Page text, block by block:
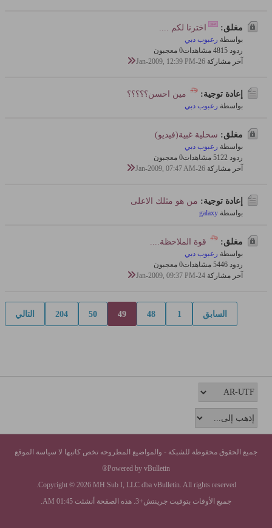
مغلق: اخترنا لكم ....
بواسطة رعبوب دبي
ردود 5
481 مشاهدات
0 معجبون
آخر مشاركة 26-Jan-2009, 12:39 PM
إعادة توجية: مين احسن؟؟؟؟؟
بواسطة رعبوب دبي
مغلق: سحلية غبية(فيديو)
بواسطة رعبوب دبي
ردود 2
512 مشاهدات
0 معجبون
آخر مشاركة 26-Jan-2009, 07:47 AM
إعادة توجية: من هو مثلك الاعلى
بواسطة galaxy
مغلق: قوة الملاحظة....
بواسطة رعبوب دبي
ردود 6
544 مشاهدات
0 معجبون
آخر مشاركة 24-Jan-2009, 09:37 PM
السابق 1
48
49
50
204 التالي
جميع الحقوق محفوظة للشبكة - والمواضيع المطروحه تخص كاتبها لا سياسة الموقع
Powered by vBulletin®
Copyright © 2026 MH Sub I, LLC dba vBulletin. All rights reserved.
جميع الأوقات بتوقيت جرينتش+3. هذه الصفحة أنشئت 01:45 AM.